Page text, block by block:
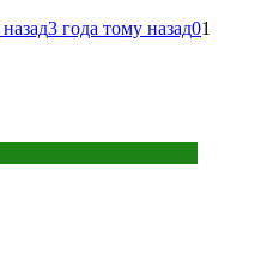
3 года тому назад01